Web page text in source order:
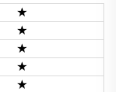
★
★
★
★
★